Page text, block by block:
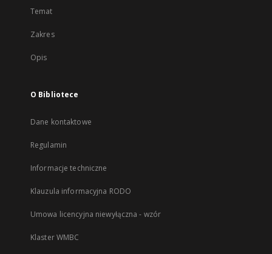
Temat
Zakres
Opis
O Bibliotece
Dane kontaktowe
Regulamin
Informacje techniczne
Klauzula informacyjna RODO
Umowa licencyjna niewyłączna - wzór
Klaster WMBC